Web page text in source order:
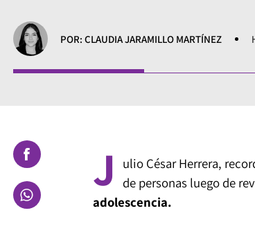
POR: CLAUDIA JARAMILLO MARTÍNEZ
J ulio César Herrera,
de personas luego de
adolescencia.